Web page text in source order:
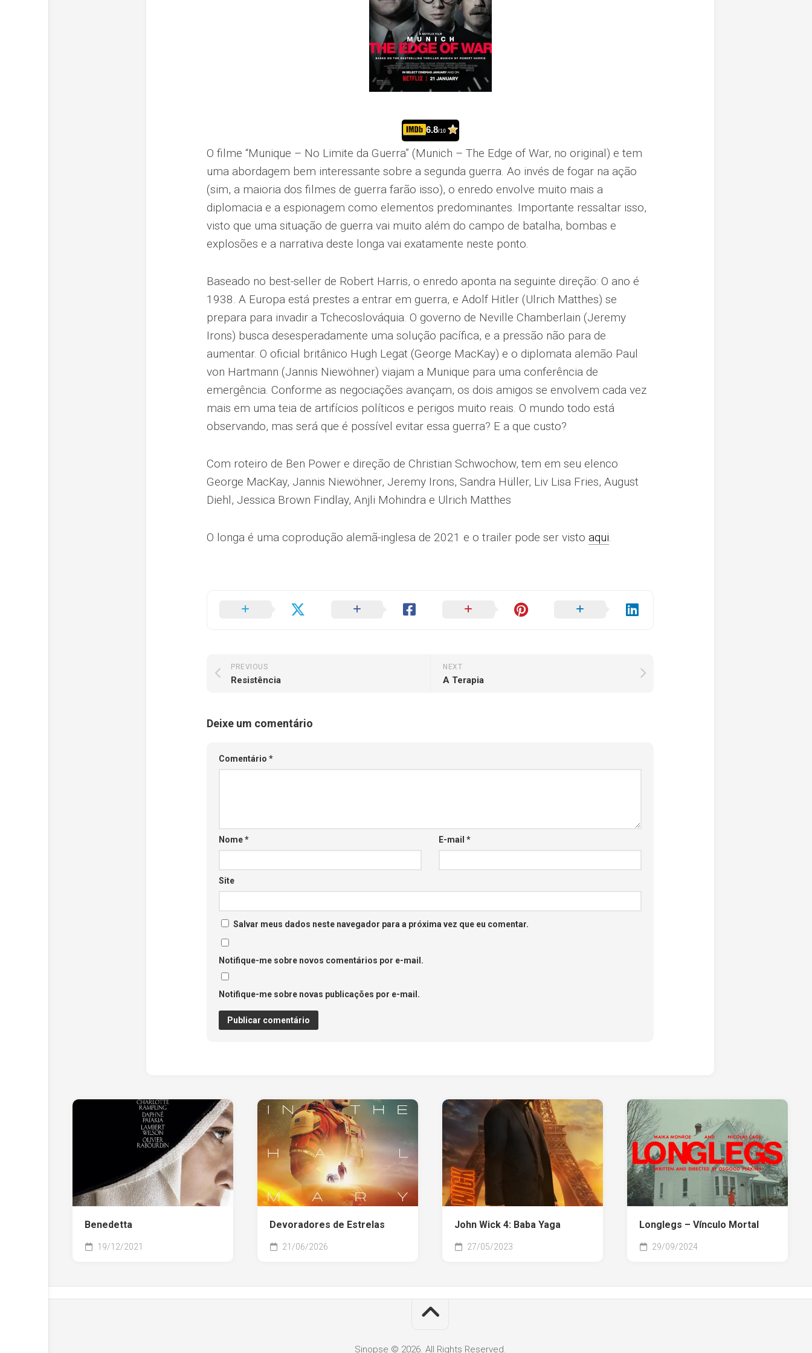
6.8/10
O filme “Munique – No Limite da Guerra” (Munich – The Edge of War, no original) e tem
uma abordagem bem interessante sobre a segunda guerra. Ao invés de fogar na ação
(sim, a maioria dos filmes de guerra farão isso), o enredo envolve muito mais a
diplomacia e a espionagem como elementos predominantes. Importante ressaltar isso,
visto que uma situação de guerra vai muito além do campo de batalha, bombas e
explosões e a narrativa deste longa vai exatamente neste ponto.
Baseado no best-seller de Robert Harris, o enredo aponta na seguinte direção: O ano é
1938. A Europa está prestes a entrar em guerra, e Adolf Hitler (Ulrich Matthes) se
prepara para invadir a Tchecoslováquia. O governo de Neville Chamberlain (Jeremy
Irons) busca desesperadamente uma solução pacífica, e a pressão não para de
aumentar. O oficial britânico Hugh Legat (George MacKay) e o diplomata alemão Paul
von Hartmann (Jannis Niewöhner) viajam a Munique para uma conferência de
emergência. Conforme as negociações avançam, os dois amigos se envolvem cada vez
mais em uma teia de artifícios políticos e perigos muito reais. O mundo todo está
observando, mas será que é possível evitar essa guerra? E a que custo?
Com roteiro de Ben Power e direção de Christian Schwochow, tem em seu elenco
George MacKay, Jannis Niewöhner, Jeremy Irons, Sandra Hüller, Liv Lisa Fries, August
Diehl, Jessica Brown Findlay, Anjli Mohindra e Ulrich Matthes
O longa é uma coprodução alemã-inglesa de 2021 e o trailer pode ser visto aqui.
NEXT
A Terapia
PREVIOUS
Resistência
Deixe um comentário
Comentário *
Nome* E-mail *
Site
Salvar meus dados neste navegador para a próxima vez que eu comentar.
Notifique-me sobre novos comentários por e-mail.
Notifique-me sobre novas publicações por e-mail.
Benedetta
19/12/2021
Devoradores de Estrelas
21/06/2026
John Wick 4: Baba Yaga
27/05/2023
Longlegs – Vínculo Mortal
29/09/2024
Sinopse © 2026. All Rights Reserved.